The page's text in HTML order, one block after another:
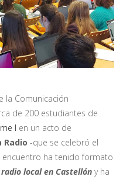
la Comunicación
de 200 estudiantes de
I en un acto de
Radio -que se celebró el
ha tenido formato
radio local en Castellón y ha